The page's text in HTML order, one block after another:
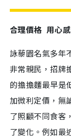
合理價格 用心
詠藜園名氣多年
非常親民，招牌
的擔擔麵最早是
加微利定價，無
了照顧不同食客
了變化。例如最